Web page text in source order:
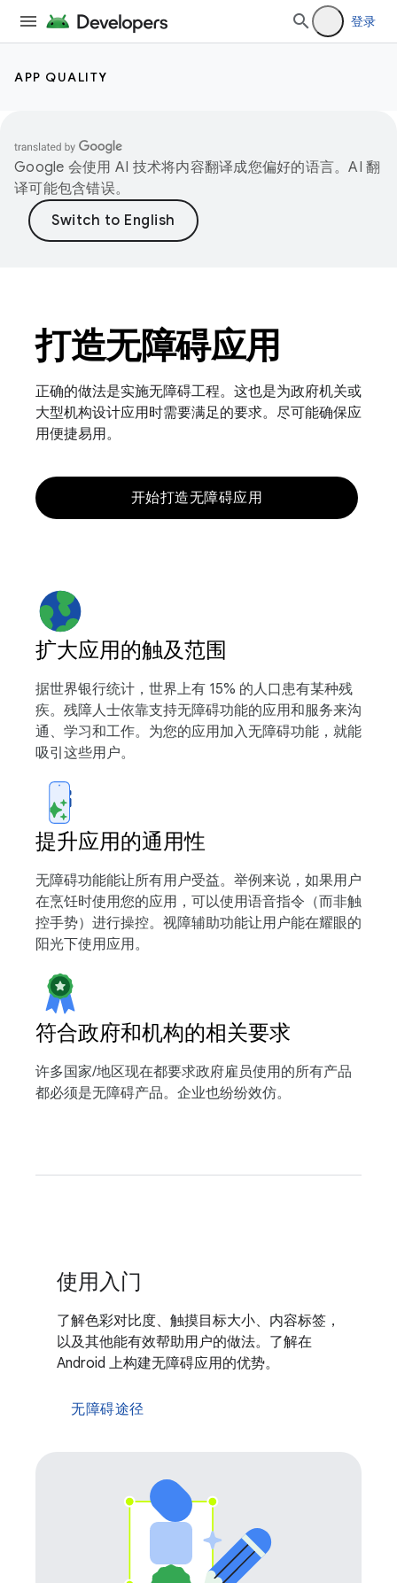
登录
APP QUALITY
Google 会使用 AI 技术将内容翻译成您偏好的语言。AI 翻
译可能包含错误。
打造无障碍应用
正确的做法是实施无障碍工程。这也是为政府机关或
大型机构设计应用时需要满足的要求。尽可能确保应
用便捷易用。
开始打造无障碍应用
扩大应用的触及范围
据世界银行统计，世界上有 15% 的人口患有某种残
疾。残障人士依靠支持无障碍功能的应用和服务来沟
通、学习和工作。为您的应用加入无障碍功能，就能
吸引这些用户。
提升应用的通用性
无障碍功能能让所有用户受益。举例来说，如果用户
在烹饪时使用您的应用，可以使用语音指令（而非触
控手势）进行操控。视障辅助功能让用户能在耀眼的
阳光下使用应用。
符合政府和机构的相关要求
许多国家/地区现在都要求政府雇员使用的所有产品
都必须是无障碍产品。企业也纷纷效仿。
使用入门
了解色彩对比度、触摸目标大小、内容标签，
以及其他能有效帮助用户的做法。了解在
Android 上构建无障碍应用的优势。
无障碍途径